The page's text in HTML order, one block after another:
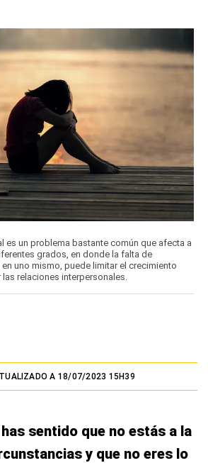
es un problema bastante común que afecta a
grados, en donde la falta de
uno mismo, puede limitar el crecimiento
relaciones interpersonales.
A 18/07/2023 15H39
sentido que no estás a la
y que no eres lo